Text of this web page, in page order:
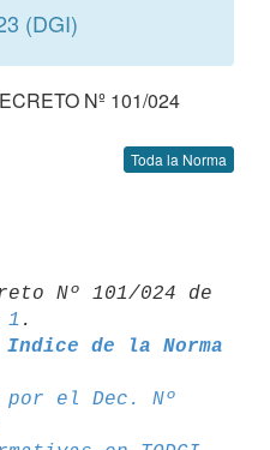
(DGI)
Nº 101/024
Toda la Norma
Nº 101/024 de
1
Indice de la Norma
por el Dec. Nº